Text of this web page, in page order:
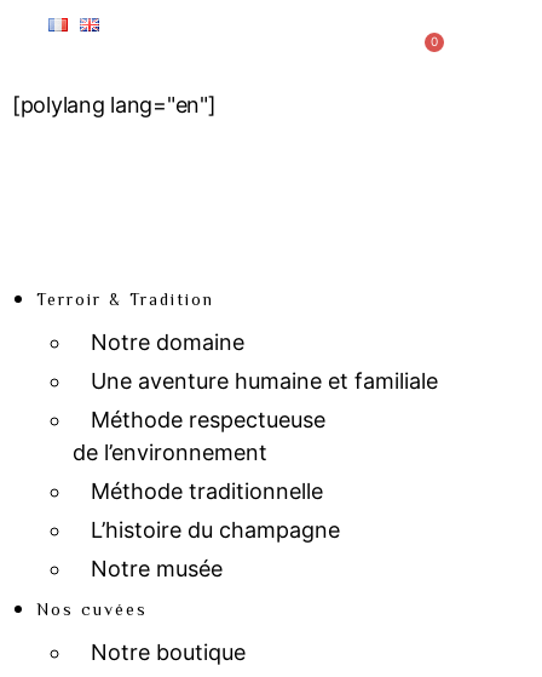
[polylang lang="en"]
0
Terroir & Tradition
Notre domaine
Une aventure humaine et familiale
Méthode respectueuse
de l’environnement
Méthode traditionnelle
L’histoire du champagne
Notre musée
Nos cuvées
Notre boutique